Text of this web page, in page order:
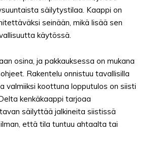
säilytystilaa. Kaappi on
seinään, mikä lisää sen
käytössä.
osina, ja pakkauksessa on mukana
Rakentelu onnistuu tavallisilla
valmiiksi koottuna lopputulos on siisti
kenkäkaappi tarjoaa
säilyttää jalkineita siistissä
että tila tuntuu ahtaalta tai